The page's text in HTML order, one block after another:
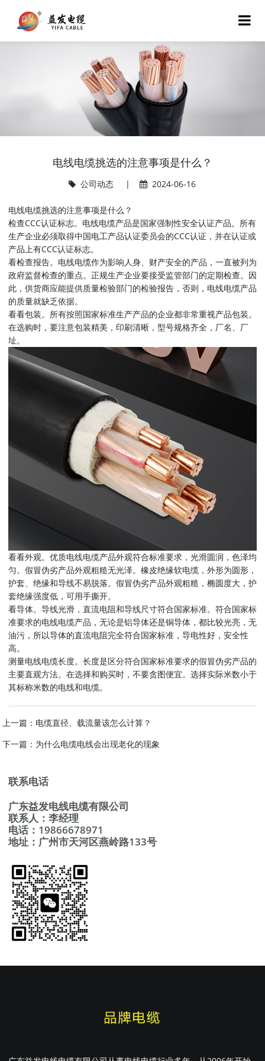
电线电缆挑选的注意事项是什么？
公司动态 | 2024-06-16
电线电缆挑选的注意事项是什么？
检查CCC认证标志。电线电缆产品是国家强制性安全认证产品。所有
生产企业必须取得中国电工产品认证委员会的CCC认证，并在认证或
产品上有CCC认证标志。
看检查报告。电线电缆作为影响人身、财产安全的产品，一直被列为
政府监督检查的重点。正规生产企业要接受监管部门的定期检查。因
此，供货商应能提供质量检验部门的检验报告，否则，电线电缆产品
的质量就缺乏依据。
看看包装。所有按照国家标准生产产品的企业都非常重视产品包装。
在选购时，要注意包装精美，印刷清晰，型号规格齐全，厂名、厂
址。
看看外观。优质电线电缆产品外观符合标准要求，光滑圆润，色泽均
匀。假冒伪劣产品外观粗糙无光泽。橡皮绝缘软电缆，外形为圆形，
护套、绝缘和导线不易脱落。假冒伪劣产品外观粗糙，椭圆度大，护
套绝缘强度低，可用手撕开。
看导体。导线光滑，直流电阻和导线尺寸符合国家标准。符合国家标
准要求的电线电缆产品，无论是铝导体还是铜导体，都比较光亮，无
油污，所以导体的直流电阻完全符合国家标准，导电性好，安全性
高。
测量电线电缆长度。长度是区分符合国家标准要求的假冒伪劣产品的
主要直观方法。在选择和购买时，不要贪图便宜。选择实际米数小于
其标称米数的电线和电缆。
上一篇： 电缆直径、载流量该怎么计算？
下一篇： 为什么电缆电线会出现老化的现象
联系电话
广东益发电线电缆有限公司
联系人：李经理
电话：19866678971
地址：广州市天河区燕岭路133号